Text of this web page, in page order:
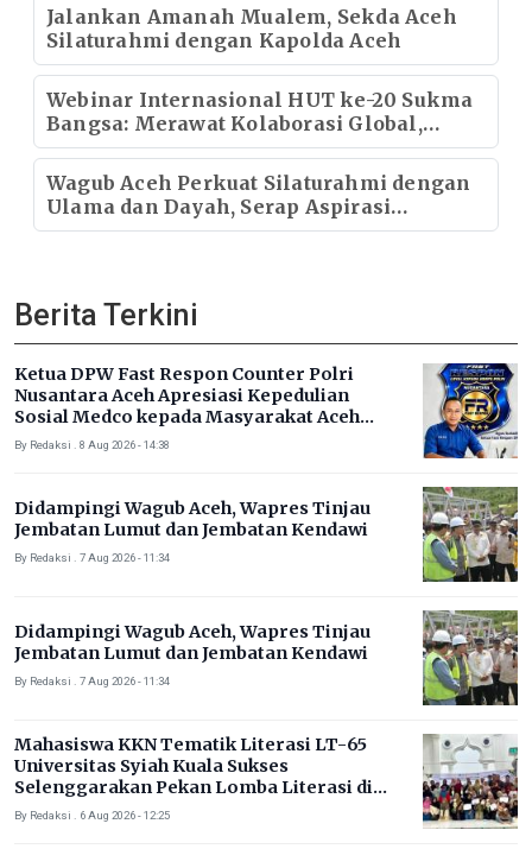
Jalankan Amanah Mualem, Sekda Aceh
Silaturahmi dengan Kapolda Aceh
Webinar Internasional HUT ke-20 Sukma
Bangsa: Merawat Kolaborasi Global,
Meneguhkan Pendidikan Transformatif
Wagub Aceh Perkuat Silaturahmi dengan
Ulama dan Dayah, Serap Aspirasi
Masyarakat di Aceh Selatan
Berita Terkini
Ketua DPW Fast Respon Counter Polri
Nusantara Aceh Apresiasi Kepedulian
Sosial Medco kepada Masyarakat Aceh
Timur
By Redaksi . 8 Aug 2026 - 14:38
Didampingi Wagub Aceh, Wapres Tinjau
Jembatan Lumut dan Jembatan Kendawi
By Redaksi . 7 Aug 2026 - 11:34
Didampingi Wagub Aceh, Wapres Tinjau
Jembatan Lumut dan Jembatan Kendawi
By Redaksi . 7 Aug 2026 - 11:34
Mahasiswa KKN Tematik Literasi LT-65
Universitas Syiah Kuala Sukses
Selenggarakan Pekan Lomba Literasi di
Gampong Rhieng Blang
By Redaksi . 6 Aug 2026 - 12:25